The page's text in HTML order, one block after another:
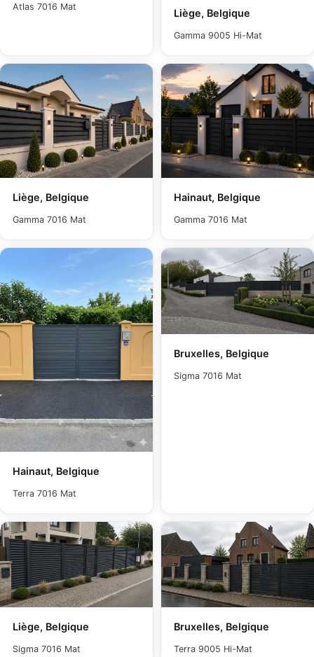
Atlas 7016 Mat
Liège, Belgique
Gamma 9005 Hi-Mat
Liège, Belgique
Gamma 7016 Mat
Hainaut, Belgique
Gamma 7016 Mat
Hainaut, Belgique
Terra 7016 Mat
Bruxelles, Belgique
Sigma 7016 Mat
Liège, Belgique
Sigma 7016 Mat
Bruxelles, Belgique
Terra 9005 Hi-Mat